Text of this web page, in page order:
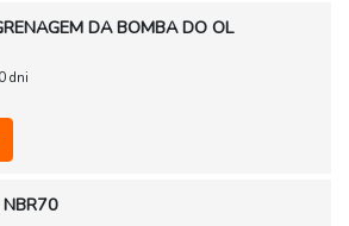
DA BOMBA DO OL
dni